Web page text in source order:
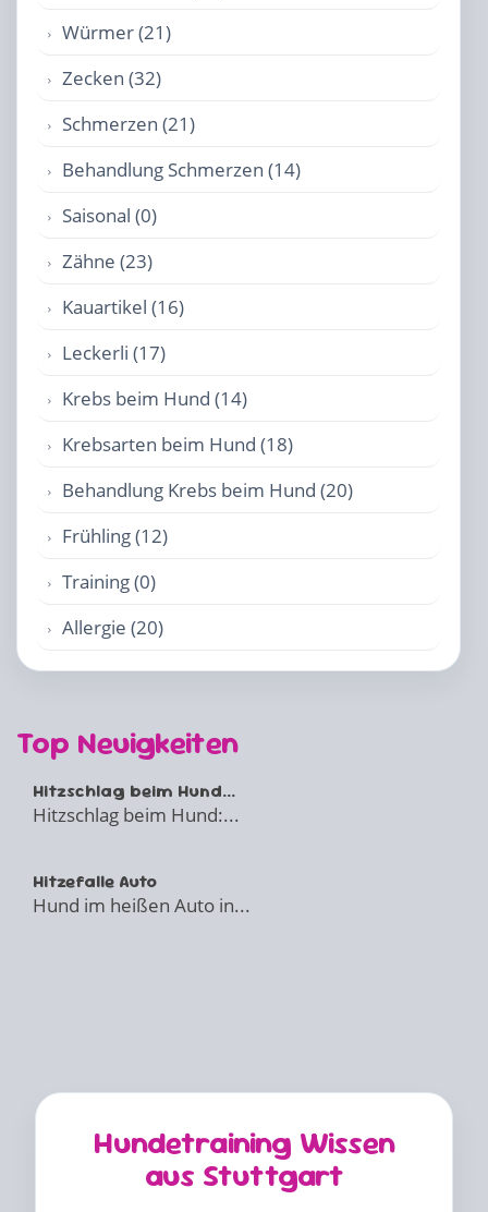
Würmer (21)
Zecken (32)
Schmerzen (21)
Behandlung Schmerzen (14)
Saisonal (0)
Zähne (23)
Kauartikel (16)
Leckerli (17)
Krebs beim Hund (14)
Krebsarten beim Hund (18)
Behandlung Krebs beim Hund (20)
Frühling (12)
Training (0)
Allergie (20)
Top Neuigkeiten
Hitzschlag beim Hund...
Hitzschlag beim Hund:...
Hitzefalle Auto
Hund im heißen Auto in...
Hundetraining Wissen
aus Stuttgart